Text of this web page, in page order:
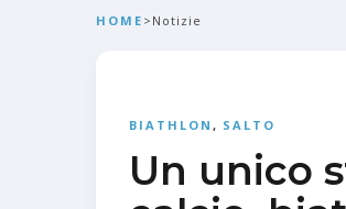
HOME > Notizie
BIATHLON , SALTO
Un unico